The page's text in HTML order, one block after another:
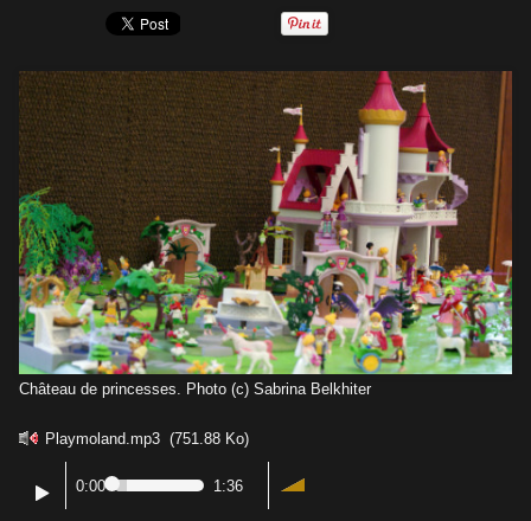
Château de princesses. Photo (c) Sabrina Belkhiter
Playmoland.mp3 (751.88 Ko)
0:00 1:36